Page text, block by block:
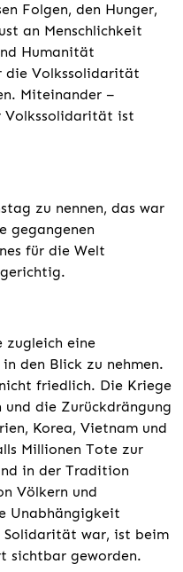
Folgen, den Hunger,
an Menschlichkeit
Humanität
die Volkssolidarität
Miteinander –
Volkssolidarität ist
zu nennen, das war
gegangenen
für die Welt
zugleich eine
den Blick zu nehmen.
friedlich. Die Kriege
und die Zurückdrängung
Korea, Vietnam und
Millionen Tote zur
in der Tradition
Völkern und
Unabhängigkeit
Solidarität war, ist beim
sichtbar geworden.